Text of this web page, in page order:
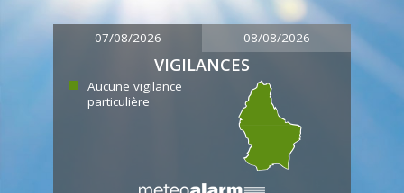
07/08/2026 08/08/2026
VIGILANCES
Aucune vigilance
particulière